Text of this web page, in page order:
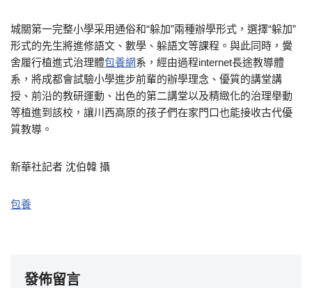
城關第一完整小學采用通俗和“躲加”兩種辦學形式，選擇“躲加”
形式的先生將進修語文、數學、躲語文等課程。與此同時，黌
舍履行植進式治理體包養網系，經由過程internet長途教導體
系，將成都會試驗小學進步前輩的辦學理念、優質的講堂講
授、前沿的教研運動、出色的第二講堂以及精緻化的治理舉動
等植進到該校，讓川西高原的孩子們在家門口也能接收古代優
質教導。
新華社記者 沈伯韓 攝
包養
發佈留言